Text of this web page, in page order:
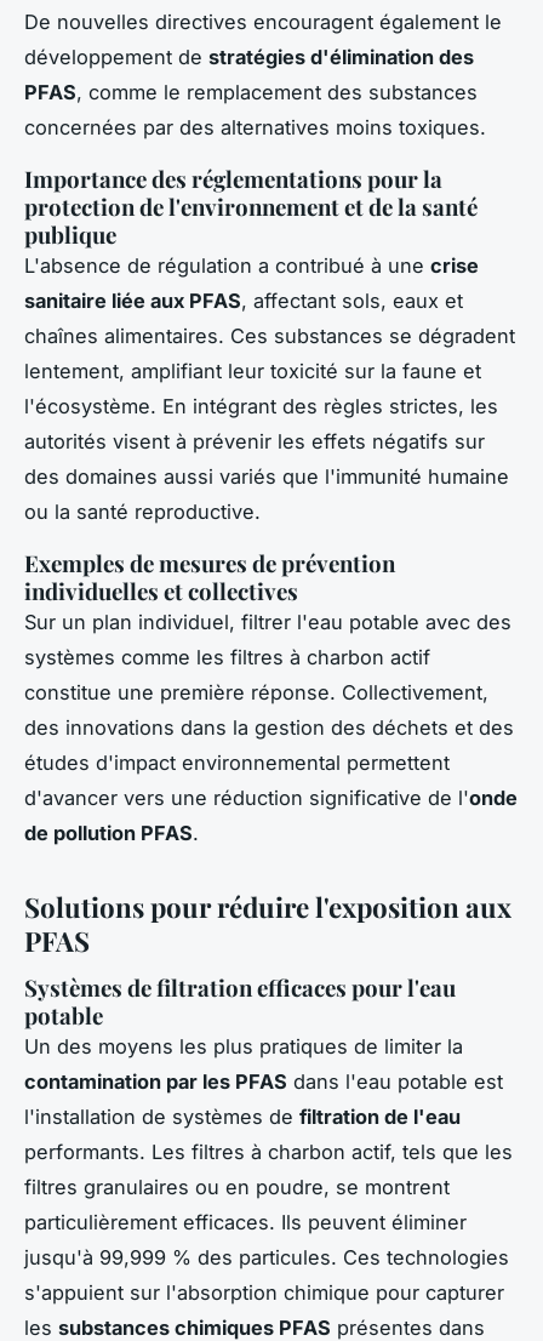
De nouvelles directives encouragent également le
développement de stratégies d'élimination des
PFAS, comme le remplacement des substances
concernées par des alternatives moins toxiques.
Importance des réglementations pour la
protection de l'environnement et de la santé
publique
L'absence de régulation a contribué à une crise
sanitaire liée aux PFAS, affectant sols, eaux et
chaînes alimentaires. Ces substances se dégradent
lentement, amplifiant leur toxicité sur la faune et
l'écosystème. En intégrant des règles strictes, les
autorités visent à prévenir les effets négatifs sur
des domaines aussi variés que l'immunité humaine
ou la santé reproductive.
Exemples de mesures de prévention
individuelles et collectives
Sur un plan individuel, filtrer l'eau potable avec des
systèmes comme les filtres à charbon actif
constitue une première réponse. Collectivement,
des innovations dans la gestion des déchets et des
études d'impact environnemental permettent
d'avancer vers une réduction significative de l'onde
de pollution PFAS.
Solutions pour réduire l'exposition aux
PFAS
Systèmes de filtration efficaces pour l'eau
potable
Un des moyens les plus pratiques de limiter la
contamination par les PFAS dans l'eau potable est
l'installation de systèmes de filtration de l'eau
performants. Les filtres à charbon actif, tels que les
filtres granulaires ou en poudre, se montrent
particulièrement efficaces. Ils peuvent éliminer
jusqu'à 99,999 % des particules. Ces technologies
s'appuient sur l'absorption chimique pour capturer
les substances chimiques PFAS présentes dans